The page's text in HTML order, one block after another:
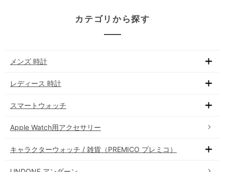
カテゴリから探す
メンズ 時計
レディース 時計
スマートウォッチ
Apple Watch用アクセサリー
キャラクターウォッチ / 雑貨（PREMICO プレミコ）